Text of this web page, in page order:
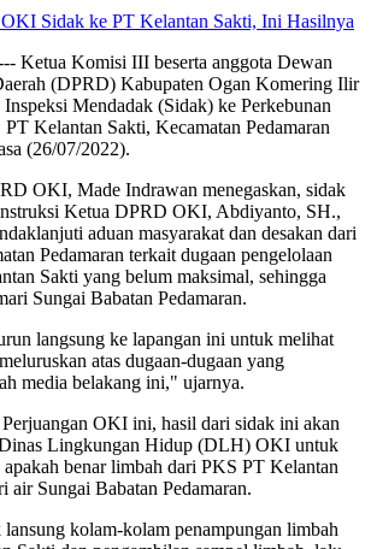
Ketua Komisi III beserta anggota Dewan
(DPRD) Kabupaten Ogan Komering Ilir
Mendadak (Sidak) ke Perkebunan
Kelantan Sakti, Kecamatan Pedamaran
(26/07/2022).
OKI, Made Indrawan menegaskan, sidak
Ketua DPRD OKI, Abdiyanto, SH.,
aduan masyarakat dan desakan dari
Pedamaran terkait dugaan pengelolaan
Sakti yang belum maksimal, sehingga
Sungai Babatan Pedamaran.
langsung ke lapangan ini untuk melihat
atas dugaan-dugaan yang
media belakang ini," ujarnya.
OKI ini, hasil dari sidak ini akan
Lingkungan Hidup (DLH) OKI untuk
benar limbah dari PKS PT Kelantan
air Sungai Babatan Pedamaran.
kolam-kolam penampungan limbah